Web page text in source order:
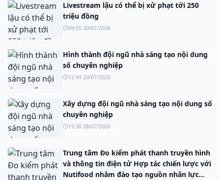
Livestream lậu có thể bị xử phạt tới 250
triệu đồng
09:55 30/07/2026
Hình thành đội ngũ nhà sáng tạo nội dung
số chuyên nghiệp
12:49 29/07/2026
Xây dựng đội ngũ nhà sáng tạo nội dung số
chuyên nghiệp
15:30 28/07/2026
Trung tâm Đo kiểm phát thanh truyền hình
và thông tin điện tử Hợp tác chiến lược với
Nutifood nhằm đào tạo nguồn nhân lực